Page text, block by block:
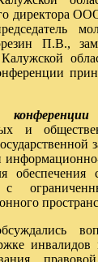
директора
П.В.,
конференции
и
обеспечения